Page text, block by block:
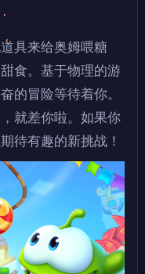
具来给奥姆喂糖
食。基于物理的游
的冒险等待着你。
就差你啦。如果你
待有趣的新挑战！